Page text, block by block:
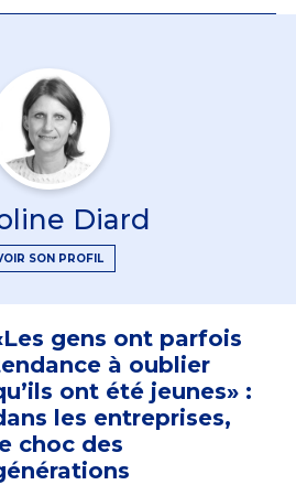
Diard
SON PROFIL
gens ont parfois
à oublier
ont été jeunes» :
les entreprises,
choc des